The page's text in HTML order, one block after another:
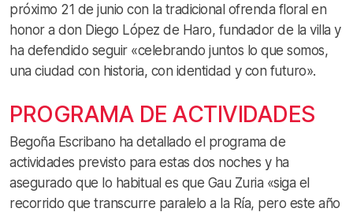
próximo 21 de junio con la tradicional ofrenda floral en
honor a don Diego López de Haro, fundador de la villa y
ha defendido seguir «celebrando juntos lo que somos,
una ciudad con historia, con identidad y con futuro».
PROGRAMA DE ACTIVIDADES
Begoña Escribano ha detallado el programa de
actividades previsto para estas dos noches y ha
asegurado que lo habitual es que Gau Zuria «siga el
recorrido que transcurre paralelo a la Ría, pero este año